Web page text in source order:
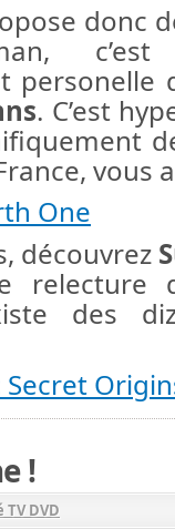
donc
personelle
. C’est
vous
One
découvrez
relecture
des
!
TV DVD